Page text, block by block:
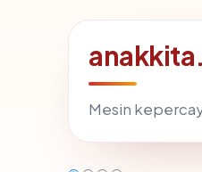
Mesin